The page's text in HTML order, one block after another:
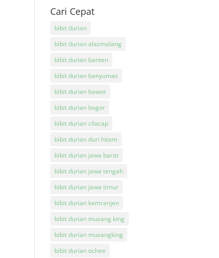
Cari Cepat
bibit durian
bibit durian alasmalang
bibit durian banten
bibit durian banyumas
bibit durian bawor
bibit durian bogor
bibit durian cilacap
bibit durian duri hitam
bibit durian jawa barat
bibit durian jawa tengah
bibit durian jawa timur
bibit durian kemranjen
bibit durian musang king
bibit durian musangking
bibit durian ochee